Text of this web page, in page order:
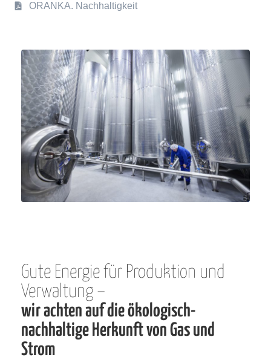
ORANKA. Nachhaltigkeit
Gute Energie für Produktion und
Verwaltung –
wir achten auf die ökologisch-
nachhaltige Herkunft von Gas und
Strom